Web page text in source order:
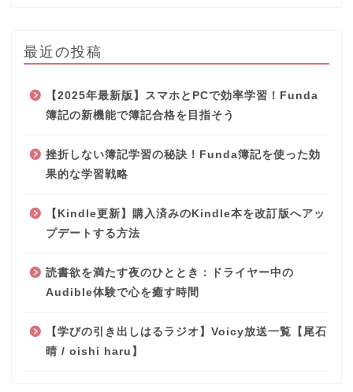
最近の投稿
【2025年最新版】スマホとPCで効率学習！Funda
簿記の新機能で簿記合格を目指そう
挫折しない簿記学習の秘訣！Funda簿記を使った効
果的な学習戦略
【Kindle更新】購入済みのKindle本を改訂版へアッ
プデートする方法
読書欲を満たす夜のひととき：ドライヤー中の
Audible体験で心を癒す時間
【学びの引き出しはるラジオ】Voicy放送一覧【尾石
晴 / oishi haru】